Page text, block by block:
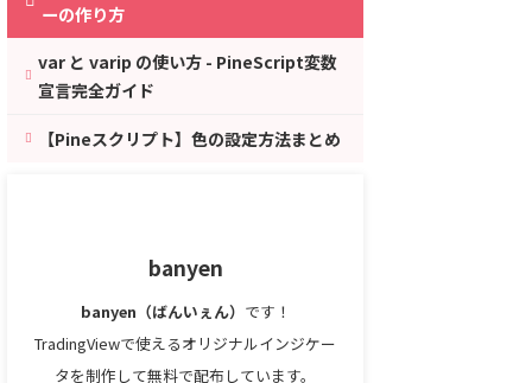
ーの作り方
var と varip の使い方 - PineScript変数
宣言完全ガイド
【Pineスクリプト】色の設定方法まとめ
banyen
banyen（ばんいぇん） です！
TradingViewで使えるオリジナルインジケー
タを制作して無料で配布しています。